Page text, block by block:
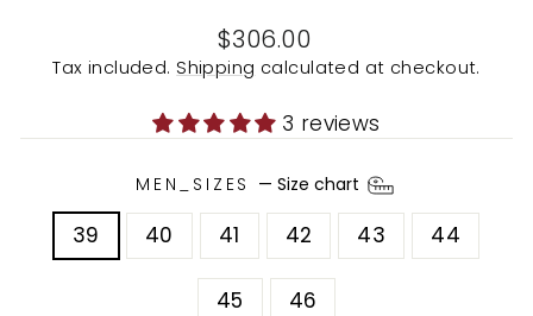
Regular
price
$306.00
Tax included. Shipping calculated at checkout.
3 reviews
MEN_SIZES — Size chart
39 40 41 42 43 44
45 46